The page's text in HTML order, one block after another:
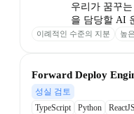
우리가 꿈꾸
을 담당할 AI
이례적인 수준의 지분 높
Forward Deploy
성실 검토
TypeScript
Python ReactJS